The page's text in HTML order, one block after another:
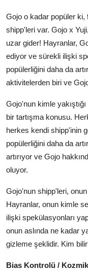
Gojo o kadar popüler
shipp'leri var. Gojo x
uzar gider! Hayranlar,
ediyor ve sürekli ilişki
popülerliğini daha da
aktivitelerden biri ve
Gojo'nun kimle
bir tartışma konusu.
herkes kendi shipp'inin
popülerliğini daha da
artırıyor ve Gojo
oluyor.
Gojo'nun shipp'leri,
Hayranlar, onun kimle
ilişki spekülasyonları
onun aslında ne kadar
gizleme şeklidir. Kim
Bias Kontrolü /